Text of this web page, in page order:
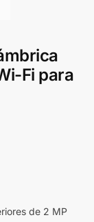
Fi para
de 2 MP